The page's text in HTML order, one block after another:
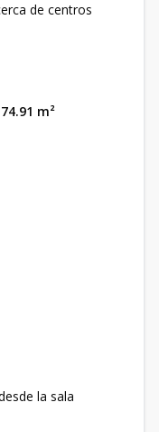
de centros
m²
la sala